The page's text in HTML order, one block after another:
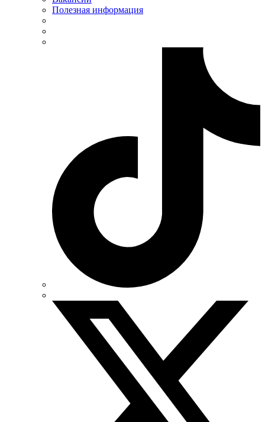
UEC (Украина)
UEK (Украина)
Vargo (Украина)
Vector VS
АС Привод (Украина)
АСКО-УКРЕМ (Украина)
Билмакс
Запорожский завод цветных металлов (ЗЗЦМ)
Каблекс Одесса
Мегомметр (Украина)
Новатек-Электро (Украина)
Одескабель Одесский кабельный завод
Промфактор
Укрэнерго-Альянс (Украина)
Полезная информация